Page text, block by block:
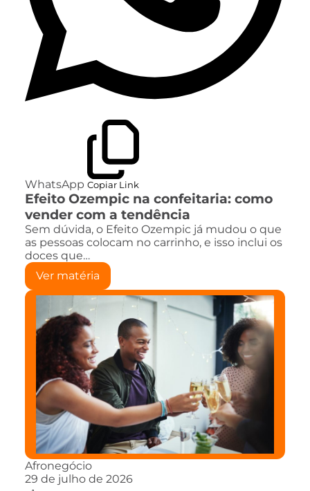
WhatsApp Copiar Link
Efeito Ozempic na confeitaria: como
vender com a tendência
Sem dúvida, o Efeito Ozempic já mudou o que
as pessoas colocam no carrinho, e isso inclui os
doces que…
Ver matéria
Afronegócio
29 de julho de 2026